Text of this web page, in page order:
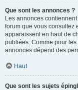
Que sont les annonces ?
Les annonces
forum que vous consultez
apparaissent en haut de
publiées. Comme pour
annonces dépend des
Haut
Que sont les sujets